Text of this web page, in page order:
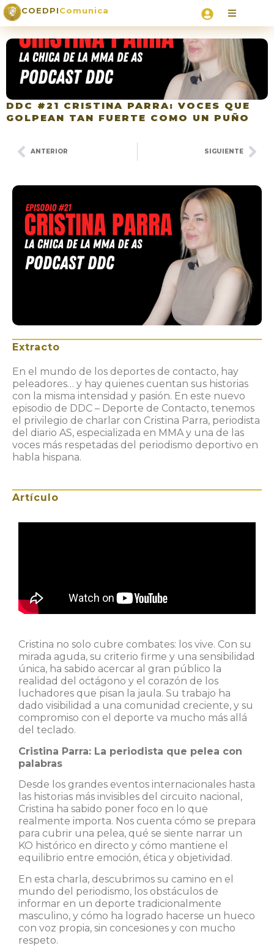
COEDPIComunica
DDC #21 CRISTINA PARRA: VOCES QUE
GOLPEAN TAN FUERTE COMO UN PUÑO
ANTERIOR SIGUIENTE
Extracto
En el mundo de los deportes de contacto, hay
peleadores… y hay quienes cuentan sus historias
con la misma intensidad y pasión. En este nuevo
episodio de DDC – Deporte de Contacto, tenemos
el privilegio de charlar con Cristina Parra, periodista
del diario AS, especializada en MMA y una de las
voces más respetadas del periodismo deportivo en
habla hispana.
Artículo
Cristina no solo cubre combates: los vive. Con su
mirada aguda, su criterio firme y una sensibilidad
única, ha sabido acercar al gran público la
realidad del octágono y el corazón de los
luchadores que pisan la jaula. Su trabajo ha
dado visibilidad a una comunidad creciente, y su
compromiso con el deporte va mucho más allá
del teclado.
Cristina Parra: La periodista que pelea con
palabras
Desde los grandes eventos internacionales hasta
las historias más invisibles del circuito nacional,
Cristina ha sabido poner foco en lo que
realmente importa. Nos cuenta cómo se prepara
para cubrir una pelea, qué se siente narrar un
KO histórico en directo y cómo mantiene el
equilibrio entre emoción, ética y objetividad.
En esta charla, descubrimos su camino en el
mundo del periodismo, los obstáculos de
informar en un deporte tradicionalmente
masculino, y cómo ha logrado hacerse un hueco
con voz propia, sin concesiones y con mucho
respeto.